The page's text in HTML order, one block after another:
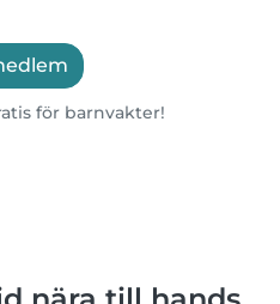
för barnvakter!